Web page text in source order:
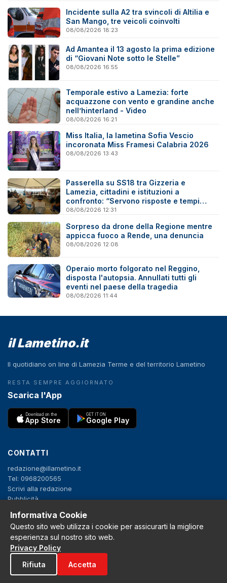
Incidente sulla A2 tra svincoli di Altilia e
San Mango, tre veicoli coinvolti
08/08/2026 18:23
Ad Amantea il 13 agosto la prima edizione
di “Giovani Note sotto le Stelle”
08/08/2026 16:55
Temporale estivo a Lamezia: forte
acquazzone con vento e grandine anche
nell’hinterland - Video
08/08/2026 16:21
Miss Italia, la lametina Sofia Vescio
incoronata Miss Framesi Calabria 2026
08/08/2026 13:43
Passerella su SS18 tra Gizzeria e
Lamezia, cittadini e istituzioni a
confronto: “Servono risposte e tempi
certi”
08/08/2026 12:31
Sorpreso da drone della Regione mentre
appicca fuoco a Rende, una denuncia
08/08/2026 12:08
Operaio morto folgorato nel Reggino,
disposta l'autopsia. Annullati tutti gli
eventi nel paese della tragedia
08/08/2026 11:44
il Lametino.it
Il quotidiano on line di Lamezia Terme e del territorio Lametino
RESTA SEMPRE AGGIORNATO
Scarica l'App
Download on the
App Store
GET IT ON
Google Play
CONTATTI
redazione@illametino.it
Tel: 0968200565
Scrivi alla redazione
Pubblicità
SEGUICI
f X IG
Privacy Policy
Informativa Cookie
Questo sito web utilizza i cookie per assicurarti la migliore
esperienza sul nostro sito web.
Privacy Policy
Rifiuta
Accetta